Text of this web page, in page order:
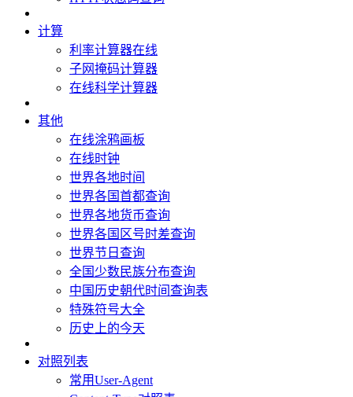
计算
利率计算器在线
子网掩码计算器
在线科学计算器
其他
在线涂鸦画板
在线时钟
世界各地时间
世界各国首都查询
世界各地货币查询
世界各国区号时差查询
世界节日查询
全国少数民族分布查询
中国历史朝代时间查询表
特殊符号大全
历史上的今天
对照列表
常用User-Agent